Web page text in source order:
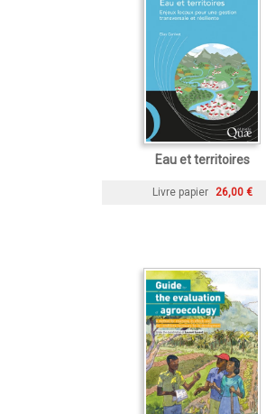
Eau et territoires
Livre papier 26,00 €